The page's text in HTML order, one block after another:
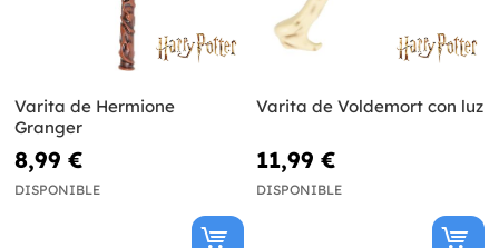
Varita de Hermione
Granger
8,99 €
DISPONIBLE
Varita de Voldemort con luz
11,99 €
DISPONIBLE